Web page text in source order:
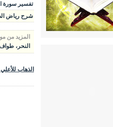
تفسير سورة الأنعام (10)
شرح رياض الصّالحين (12) شرح
المزيد من
النحر،
الذهاب للأعلي